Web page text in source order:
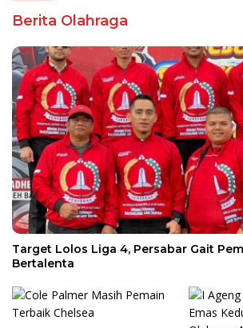
Berita Olahraga
Target Lolos Liga 4, Persabar Gait
Bertalenta